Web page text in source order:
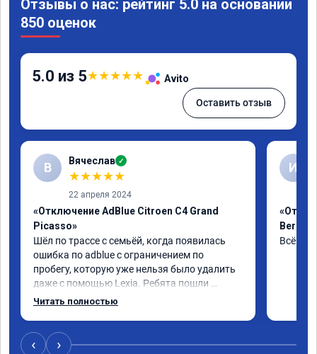
Отзывы о нас: рейтинг 5.0 на основании
850 оценок
5.0 из 5★★★★★ Avito
Оставить отзыв
В Вячеслав ✓
★★★★★
22 апреля 2024
«Отключение AdBlue Citroen C4 Grand
Picasso»
Шёл по трассе с семьёй, когда появилась
ошибка по adblue с ограничением по
пробегу, которую уже нельзя было удалить
даже с помощью Lexia. Ребята пошли
навстречу, оперативно приняли и за час
Читать полностью
И
Всё
‹ ›